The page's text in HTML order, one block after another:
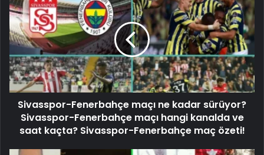
Sivasspor-Fenerbahçe maçı ne kadar sürüyor?
Sivasspor-Fenerbahçe maçı hangi kanalda ve
saat kaçta? Sivasspor-Fenerbahçe maç özeti!